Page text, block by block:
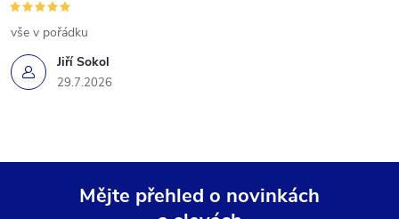
Jiří Sokol
29.7.2026
vše v pořádku
Mějte přehled o novinkách